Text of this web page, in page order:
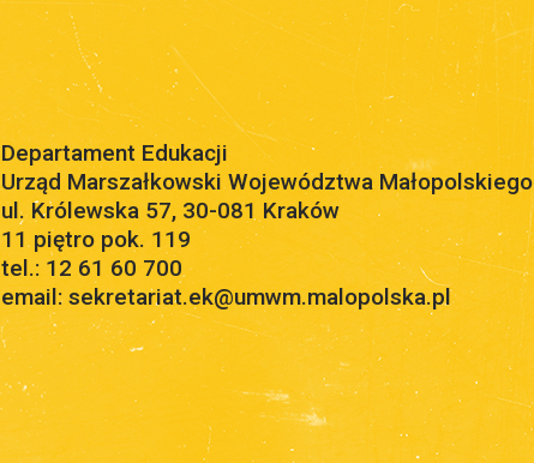
Departament Edukacji
Urząd Marszałkowski Województwa Małopolskiego
ul. Królewska 57, 30-081 Kraków
11 piętro pok. 119
tel.: 12 61 60 700
email: sekretariat.ek@umwm.malopolska.pl